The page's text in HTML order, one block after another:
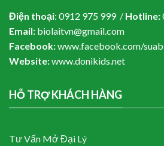
Điện thoại: 0912 975 999 / Hotline:
Email: biolaitvn@gmail.com
Facebook:www.facebook.com/
Website:www.donikids.net
HỖ TRỢ KHÁCH HÀNG
Tư Vấn Mở Đại Lý